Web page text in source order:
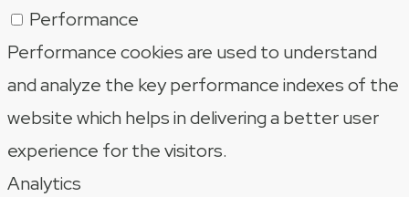
Performance
Performance cookies are used to understand
and analyze the key performance indexes of the
website which helps in delivering a better user
experience for the visitors.
Analytics